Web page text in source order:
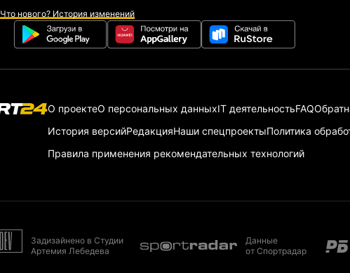
Что нового? История изменений
О проектеО персональных данныхIT деятельностьFAQ
История версийРедакцияНаши спецпроектыПолитика
Правила применения рекомендательных технологий
Задизайнено в Студии
Артемия Лебедева
Данные
от Спортрадар